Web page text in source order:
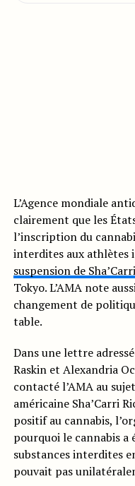
L’Agence mondiale
clairement que les
l’inscription du
interdites aux athlètes
suspension de
Tokyo. L’AMA note
changement de
table.
Dans une lettre
Raskin et Alexandria
contacté l’AMA au
américaine Sha’Carri
positif au cannabis,
pourquoi le cannabis a
substances interdites
pouvait pas